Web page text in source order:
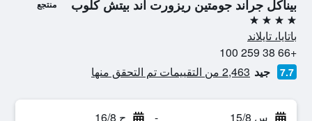
بيناكل جراند جومتين ريزورت آند بيتش كلوب منتجع
4 نجوم
باتايا، تايلاند
+66 38 259 100
7.7 جيد 2,463 من التقييمات تم التحقق منها
س 15/8 - ح 16/8